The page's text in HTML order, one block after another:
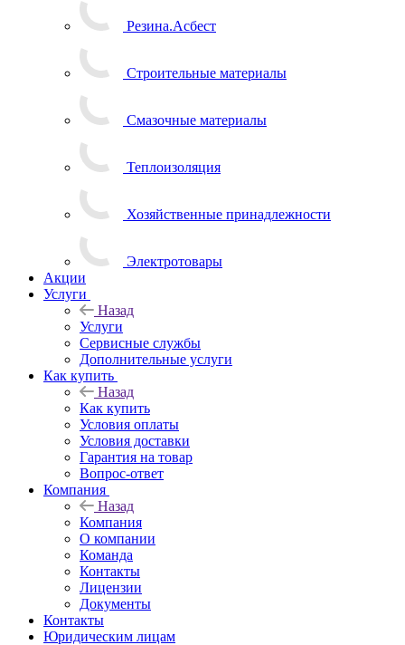
Резина.Асбест
Строительные материалы
Смазочные материалы
Теплоизоляция
Хозяйственные принадлежности
Электротовары
Акции
Услуги
Назад
Услуги
Сервисные службы
Дополнительные услуги
Как купить
Назад
Как купить
Условия оплаты
Условия доставки
Гарантия на товар
Вопрос-ответ
Компания
Назад
Компания
О компании
Команда
Контакты
Лицензии
Документы
Контакты
Юридическим лицам